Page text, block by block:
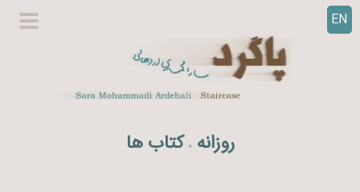
EN
روزانه . کتاب ها